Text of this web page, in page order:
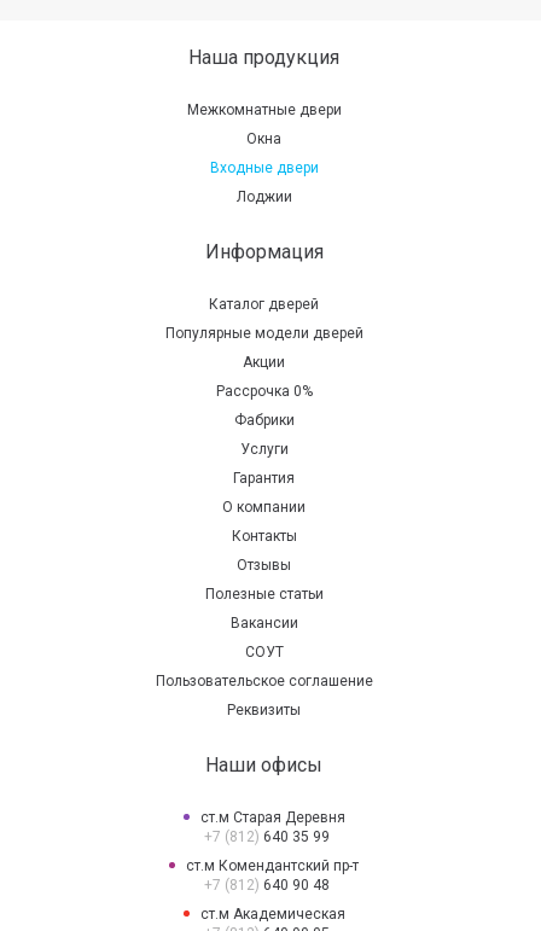
Наша продукция
Межкомнатные двери
Окна
Входные двери
Лоджии
Информация
Каталог дверей
Популярные модели дверей
Акции
Рассрочка 0%
Фабрики
Услуги
Гарантия
О компании
Контакты
Отзывы
Полезные статьи
Вакансии
СОУТ
Пользовательское соглашение
Реквизиты
Наши офисы
ст.м Старая Деревня
+7 (812) 640 35 99
ст.м Комендантский пр-т
+7 (812) 640 90 48
ст.м Академическая